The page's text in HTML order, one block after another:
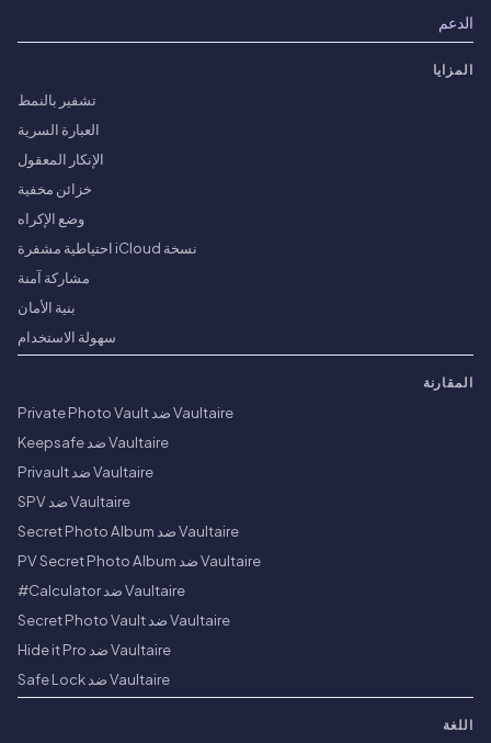
الدعم
المزايا
تشفير بالنمط
العبارة السرية
الإنكار المعقول
خزائن مخفية
وضع الإكراه
نسخة iCloud احتياطية مشفرة
مشاركة آمنة
بنية الأمان
سهولة الاستخدام
المقارنة
Vaultaire ضد Private Photo Vault
Vaultaire ضد Keepsafe
Vaultaire ضد Privault
Vaultaire ضد SPV
Vaultaire ضد Secret Photo Album
Vaultaire ضد PV Secret Photo Album
Vaultaire ضد Calculator#
Vaultaire ضد Secret Photo Vault
Vaultaire ضد Hide it Pro
Vaultaire ضد Safe Lock
اللغة